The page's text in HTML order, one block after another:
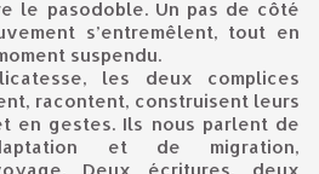
le pasodoble. Un pas de côté
s’entremêlent, tout en
suspendu.
les deux complices
racontent, construisent leurs
en gestes. Ils nous parlent de
et de migration,